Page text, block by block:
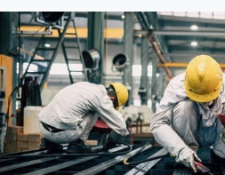
Magazin
Politika
Sağlık
Spor